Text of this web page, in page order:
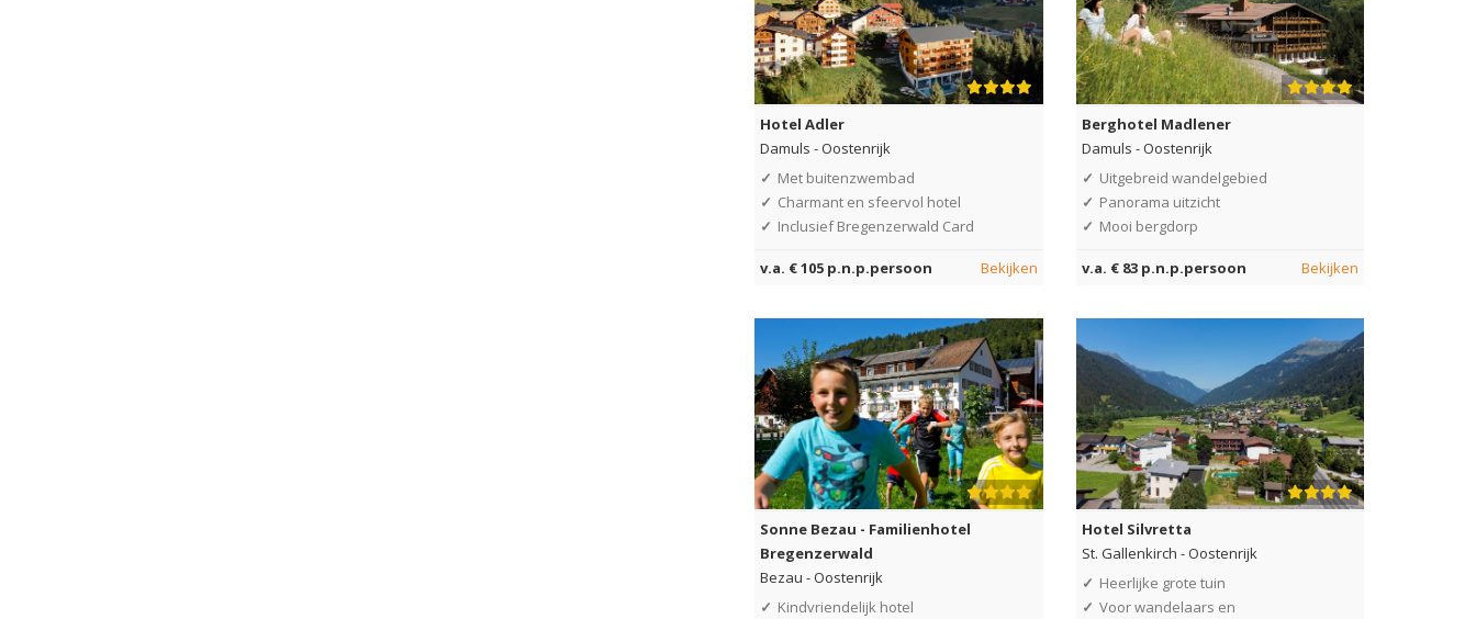
Hotel Adler
Damuls -Oostenrijk
✓ Met buitenzwembad
✓ Charmant en sfeervol hotel
✓ Inclusief Bregenzerwald Card
v.a. € 105 p.n.p.persoon Bekijken
Berghotel Madlener
Damuls -Oostenrijk
✓ Uitgebreid wandelgebied
✓ Panorama uitzicht
✓ Mooi bergdorp
v.a. € 83 p.n.p.persoon Bekijken
Sonne Bezau - Familienhotel
Bregenzerwald
Bezau -Oostenrijk
✓ Kindvriendelijk hotel
Hotel Silvretta
St. Gallenkirch -Oostenrijk
✓ Heerlijke grote tuin
✓ Voor wandelaars en